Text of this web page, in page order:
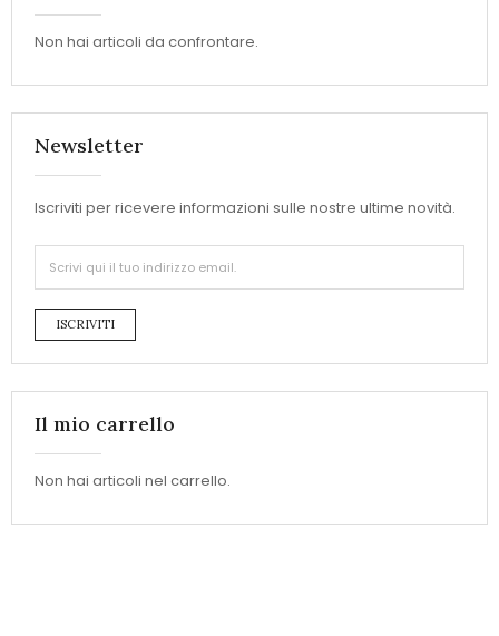
Non hai articoli da confrontare.
Newsletter
Iscriviti per ricevere informazioni sulle nostre ultime novità.
ISCRIVITI
Il mio carrello
Non hai articoli nel carrello.